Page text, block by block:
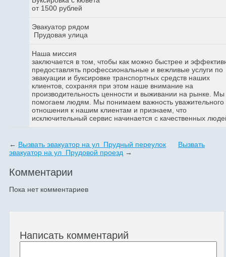
от 1500 рублей
Эвакуатор рядом
Прудовая улица
Наша миссия
заключается в том, чтобы как можно быстрее и
предоставлять профессиональные и вежливые услуги по
эвакуации и буксировке транспортных средств наших
клиентов, сохраняя при этом наше внимание на
производительность ценности и выживании на рынке. Мы
помогаем людям. Мы понимаем важность уважительного
отношения к нашим клиентам и признаем, что
исключительный сервис начинается с качественных
← Вызвать эвакуатор на ул Прудный переулок
Вызвать
эвакуатор на ул Прудовой проезд →
Комментарии
Пока нет комментариев
Написать комментарий